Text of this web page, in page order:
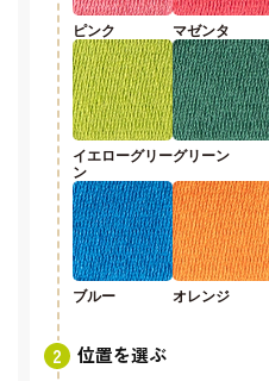
ピンク マゼンタ
イエローグリー
ン
グリーン
ブルー オレンジ
位置を選ぶ